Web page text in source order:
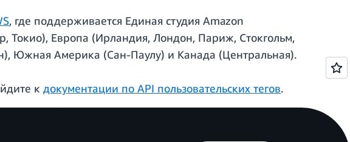
, где поддерживается Единая студия Amazon
Токио), Европа (Ирландия, Лондон, Париж, Стокгольм,
Южная Америка (Сан-Паулу) и Канада (Центральная).
к документации по API пользовательских тегов.